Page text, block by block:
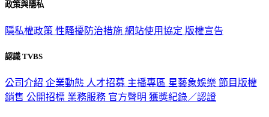
政策與隱私
隱私權政策 性騷擾防治措施 網站使用協定 版權宣告
認識 TVBS
公司介紹 企業動態 人才招募 主播專區 星藝象娛樂 節目版權
銷售 公開招標 業務服務 官方聲明 獲獎紀錄／認證